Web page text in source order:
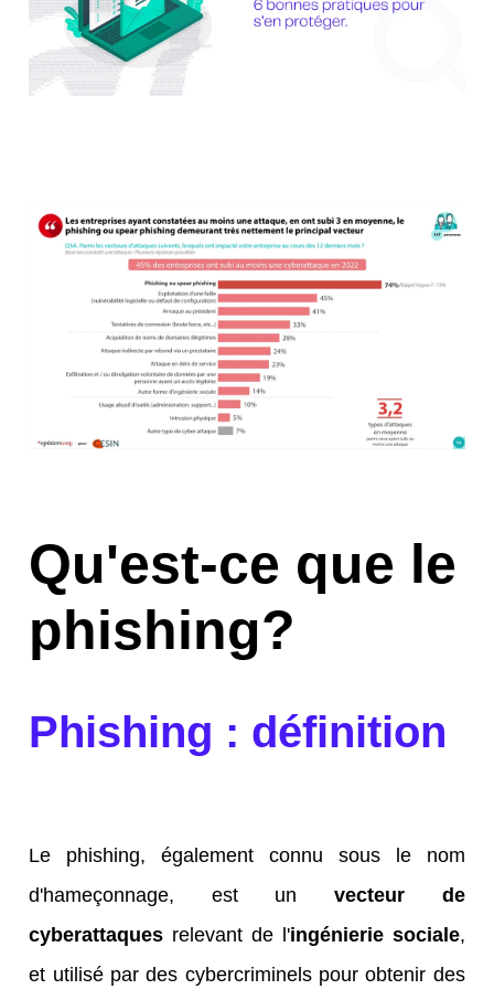
Qu'est-ce que le
phishing?
Phishing : définition
Le phishing, également connu sous le nom
d'hameçonnage, est unvecteur de
cyberattaques relevant de l'ingénierie sociale,
et utilisé par des cybercriminels pour obtenir des